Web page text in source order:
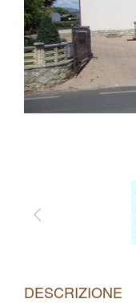
DESCRIZIONE